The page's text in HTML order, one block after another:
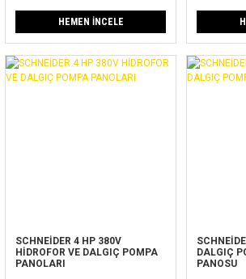
HEMEN İNCELE
SCHNEİDER 4 HP 380V
HİDROFOR VE DALGIÇ POMPA
PANOLARI
DALGIÇ
PANOSU